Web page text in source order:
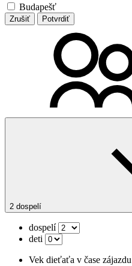
Budapešť
Zrušiť Potvrdiť
2 dospelí
dospelí
deti
Vek dieťaťa v čase zájazdu